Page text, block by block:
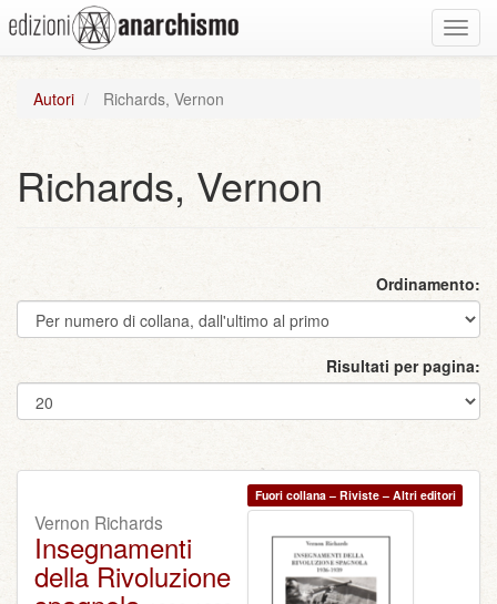
Autori Richards, Vernon
Richards, Vernon
Ordinamento:
Risultati per pagina:
Fuori collana – Riviste – Altri editori
Vernon Richards
Insegnamenti
della Rivoluzione